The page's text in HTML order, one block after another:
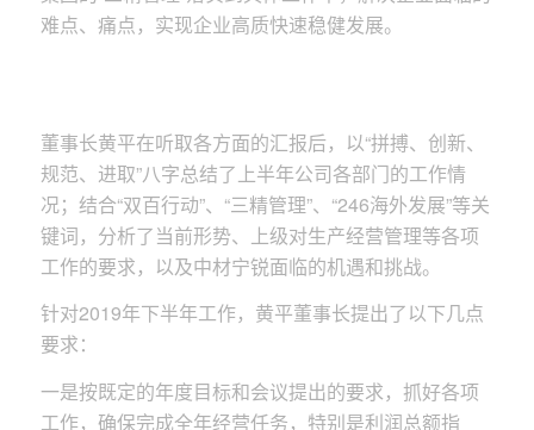
难点、痛点，实现企业高质快速稳健发展。
董事长黄平在听取各方面的汇报后，以“拼搏、创新、
规范、进取”八字总结了上半年公司各部门的工作情
况；结合“双百行动”、“三精管理”、“246海外发展”等关
键词，分析了当前形势、上级对生产经营管理等各项
工作的要求，以及中材宁锐面临的机遇和挑战。
针对2019年下半年工作，黄平董事长提出了以下几点
要求：
一是按既定的年度目标和会议提出的要求，抓好各项
工作，确保完成全年经营任务，特别是利润总额指